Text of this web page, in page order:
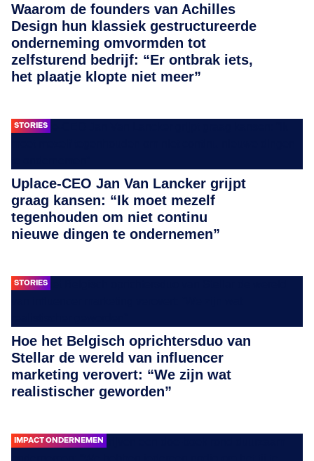
Waarom de founders van Achilles
Design hun klassiek gestructureerde
onderneming omvormden tot
zelfsturend bedrijf: “Er ontbrak iets,
het plaatje klopte niet meer”
STORIES
Uplace-CEO Jan Van Lancker grijpt
graag kansen: “Ik moet mezelf
tegenhouden om niet continu
nieuwe dingen te ondernemen”
STORIES
Hoe het Belgisch oprichtersduo van
Stellar de wereld van influencer
marketing verovert: “We zijn wat
realistischer geworden”
IMPACT ONDERNEMEN